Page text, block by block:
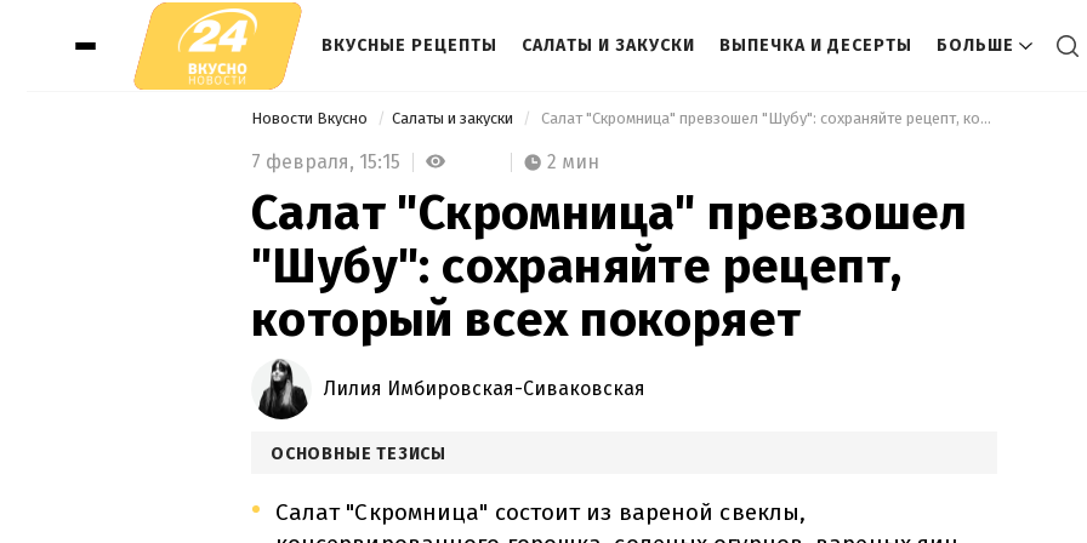
ВКУСНЫЕ РЕЦЕПТЫ САЛАТЫ И ЗАКУСКИ ВЫПЕЧКА И ДЕСЕРТЫ БОЛЬШЕ
Новости Вкусно Салаты и закуски Салат "Скромница" превзошел "Шубу": сохраняйте рецепт, который всех покоряет
7 февраля, 15:15 2 мин
Салат "Скромница" превзошел
"Шубу": сохраняйте рецепт,
который всех покоряет
Лилия Имбировская-Сиваковская
ОСНОВНЫЕ ТЕЗИСЫ
Салат "Скромница" состоит из вареной свеклы,